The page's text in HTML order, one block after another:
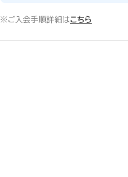
※ご入会手順詳細はこちら